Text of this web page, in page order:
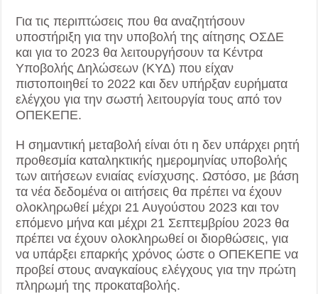
Για τις περιπτώσεις που θα αναζητήσουν
υποστήριξη για την υποβολή της αίτησης ΟΣΔΕ
και για το 2023 θα λειτουργήσουν τα Κέντρα
Υποβολής Δηλώσεων (ΚΥΔ) που είχαν
πιστοποιηθεί το 2022 και δεν υπήρξαν ευρήματα
ελέγχου για την σωστή λειτουργία τους από τον
ΟΠΕΚΕΠΕ.
Η σημαντική μεταβολή είναι ότι η δεν υπάρχει ρητή
προθεσμία καταληκτικής ημερομηνίας υποβολής
των αιτήσεων ενιαίας ενίσχυσης. Ωστόσο, με βάση
τα νέα δεδομένα οι αιτήσεις θα πρέπει να έχουν
ολοκληρωθεί μέχρι 21 Αυγούστου 2023 και τον
επόμενο μήνα και μέχρι 21 Σεπτεμβρίου 2023 θα
πρέπει να έχουν ολοκληρωθεί οι διορθώσεις, για
να υπάρξει επαρκής χρόνος ώστε ο ΟΠΕΚΕΠΕ να
προβεί στους αναγκαίους ελέγχους για την πρώτη
πληρωμή της προκαταβολής.